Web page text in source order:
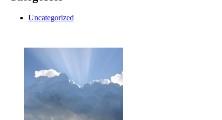
Uncategorized